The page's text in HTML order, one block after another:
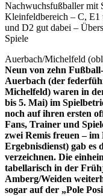
Nachwuchsfußballer mit
Kleinfeldbereich – C,
und D2 gut dabei –
Spiele
Auerbach/Michelfeld
Neun von zehn
Auerbach (der
Michelfeld) waren in
bis 5. Mai) im
noch auf ihren ersten
Fans, Trainer und
zwei Remis freuen –
Ergebnisdienst) gab es
verzeichnen. Die
tabellarisch in der
Amberg/Weiden
sogar auf der „Pole